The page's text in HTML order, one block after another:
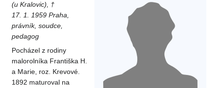
(u Kralovic), †
17. 1. 1959 Praha,
právník, soudce,
pedagog
Pocházel z rodiny
malorolníka Františka H.
a Marie, roz. Krevové.
1892 maturoval na